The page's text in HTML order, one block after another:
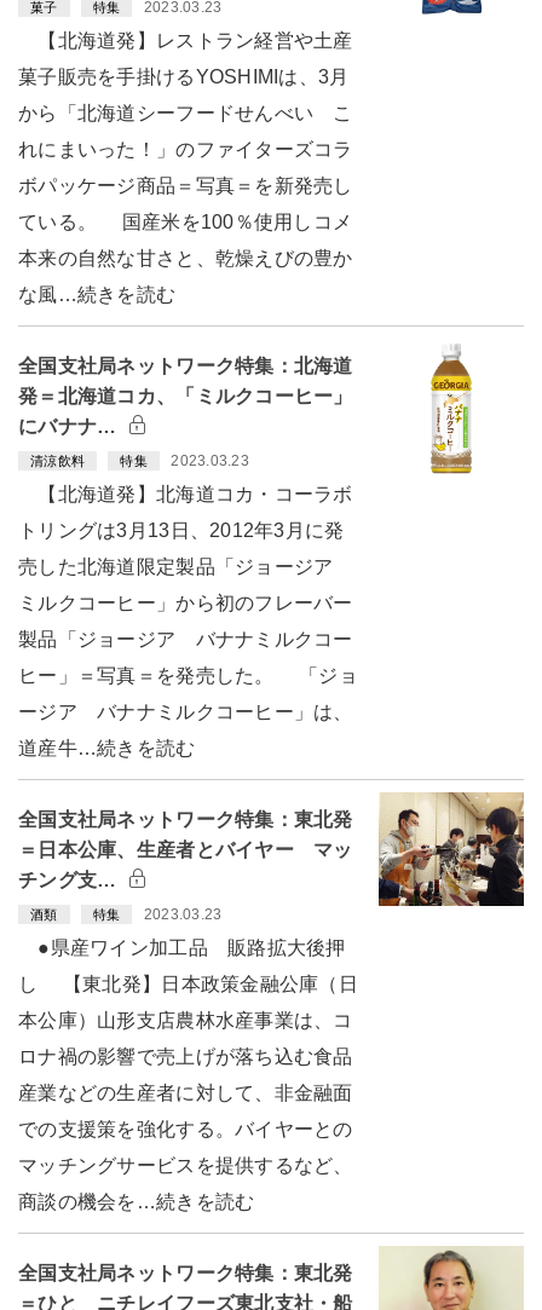
菓子 特集 2023.03.23
【北海道発】レストラン経営や土産
菓子販売を手掛けるYOSHIMIは、3月
から「北海道シーフードせんべい こ
れにまいった！」のファイターズコラ
ボパッケージ商品＝写真＝を新発売し
ている。 国産米を100％使用しコメ
本来の自然な甘さと、乾燥えびの豊か
な風…続きを読む
全国支社局ネットワーク特集：北海道
発＝北海道コカ、「ミルクコーヒー」
にバナナ…
清涼飲料 特集 2023.03.23
【北海道発】北海道コカ・コーラボ
トリングは3月13日、2012年3月に発
売した北海道限定製品「ジョージア
ミルクコーヒー」から初のフレーバー
製品「ジョージア バナナミルクコー
ヒー」＝写真＝を発売した。 「ジョ
ージア バナナミルクコーヒー」は、
道産牛…続きを読む
全国支社局ネットワーク特集：東北発
＝日本公庫、生産者とバイヤー マッ
チング支…
酒類 特集 2023.03.23
●県産ワイン加工品 販路拡大後押
し 【東北発】日本政策金融公庫（日
本公庫）山形支店農林水産事業は、コ
ロナ禍の影響で売上げが落ち込む食品
産業などの生産者に対して、非金融面
での支援策を強化する。バイヤーとの
マッチングサービスを提供するなど、
商談の機会を…続きを読む
全国支社局ネットワーク特集：東北発
＝ひと ニチレイフーズ東北支社・船